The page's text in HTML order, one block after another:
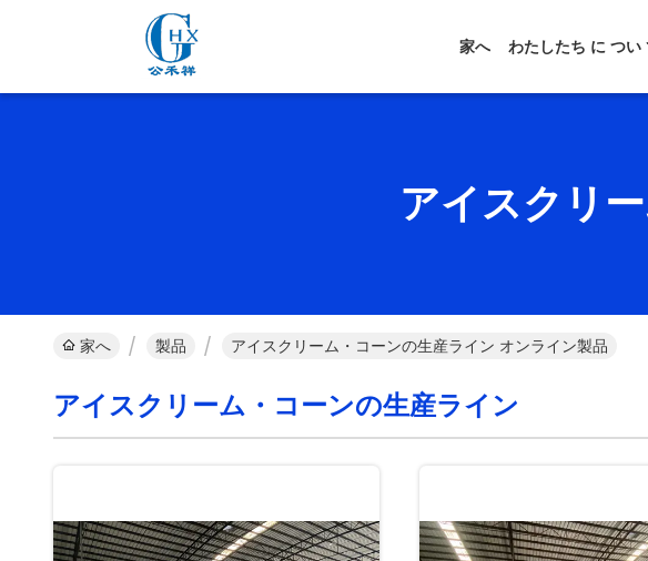
家へ わたしたち に つい
アイスクリ
家へ 製品 アイスクリーム・コーンの生産ライン オンライン製品
アイスクリーム・コーンの生産ライン